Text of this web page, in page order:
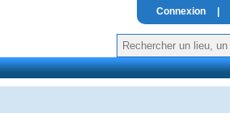
Connexion